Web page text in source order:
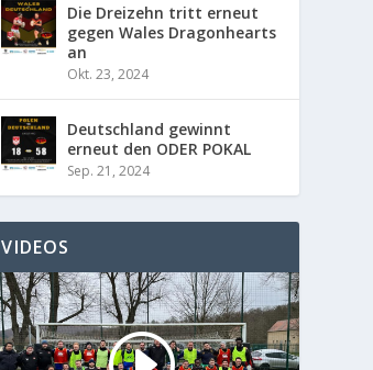
Die Dreizehn tritt erneut
gegen Wales Dragonhearts
an
Okt. 23, 2024
Deutschland gewinnt
erneut den ODER POKAL
Sep. 21, 2024
VIDEOS